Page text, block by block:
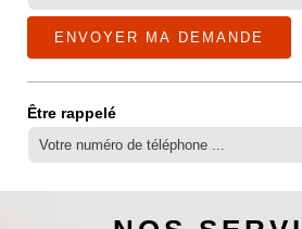
Être rappelé